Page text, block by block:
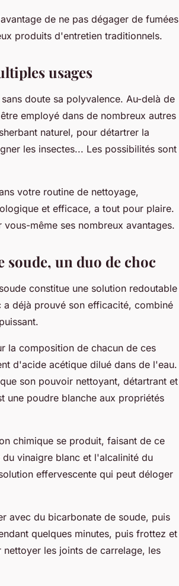
de ne pas dégager de fumées
produits d'entretien traditionnels.
usages
doute sa polyvalence. Au-delà de
employé dans de nombreux autres
naturel, pour détartrer la
les insectes... Les possibilités sont
votre routine de nettoyage,
et efficace, a tout pour plaire.
même ses nombreux avantages.
soude, un duo de choc
constitue une solution redoutable
déjà prouvé son efficacité, combiné
la composition de chacun de ces
d'acide acétique dilué dans de l'eau.
son pouvoir nettoyant, détartrant et
une poudre blanche aux propriétés
chimique se produit, faisant de ce
vinaigre blanc et l'alcalinité du
effervescente qui peut déloger
avec du bicarbonate de soude, puis
quelques minutes, puis frottez et
les joints de carrelage, les